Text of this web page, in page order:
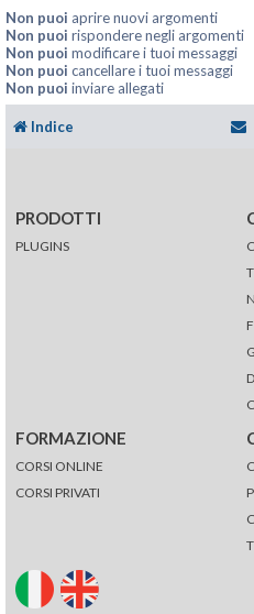
Non puoi aprire nuovi argomenti
Non puoi rispondere negli argomenti
Non puoi modificare i tuoi messaggi
Non puoi cancellare i tuoi messaggi
Non puoi inviare allegati
Indice
PRODOTTI
PLUGINS
FORMAZIONE
CORSI ONLINE
CORSI PRIVATI